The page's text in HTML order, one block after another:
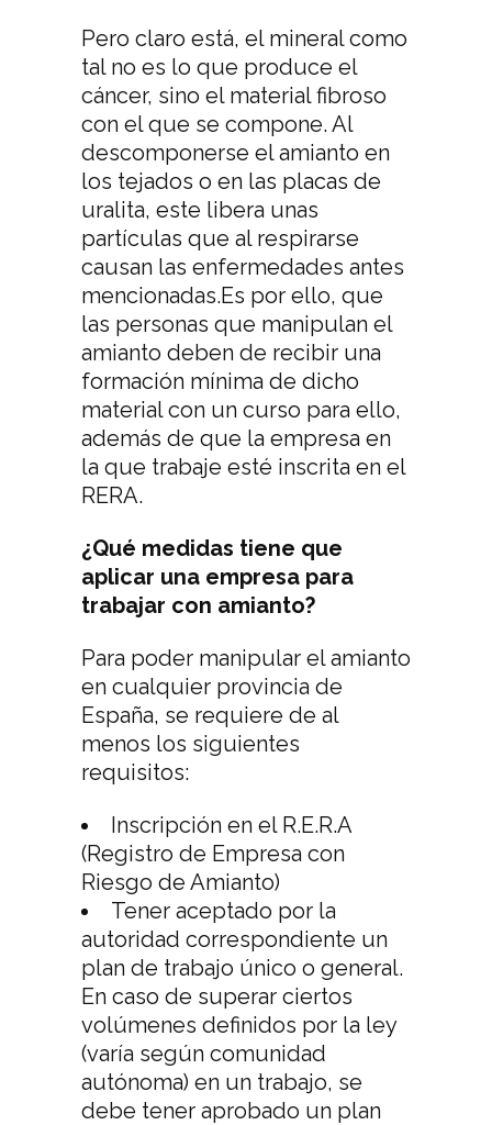
Pero claro está, el mineral como
tal no es lo que produce el
cáncer, sino el material fibroso
con el que se compone. Al
descomponerse el amianto en
los tejados o en las placas de
uralita, este libera unas
partículas que al respirarse
causan las enfermedades antes
mencionadas.Es por ello, que
las personas que manipulan el
amianto deben de recibir una
formación mínima de dicho
material con un curso para ello,
además de que la empresa en
la que trabaje esté inscrita en el
RERA.
¿Qué medidas tiene que
aplicar una empresa para
trabajar con amianto?
Para poder manipular el amianto
en cualquier provincia de
España, se requiere de al
menos los siguientes
requisitos:
Inscripción en el R.E.R.A
(Registro de Empresa con
Riesgo de Amianto)
Tener aceptado por la
autoridad correspondiente un
plan de trabajo único o general.
En caso de superar ciertos
volúmenes definidos por la ley
(varía según comunidad
autónoma) en un trabajo, se
debe tener aprobado un plan